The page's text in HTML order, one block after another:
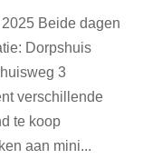
Beide dagen
Dorpshuis
3
verschillende
te koop
aan mini...